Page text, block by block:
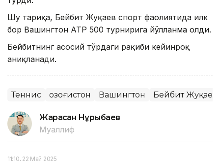
Шу тариқа, Бейбит Жуқаев спорт фаолиятида илк
бор Вашингтон АТР 500 турнирига йўлланма олди.
Бейбитнинг асосий тўрдаги рақиби кейинроқ
аниқланади.
Теннис Қозоғистон Вашингтон Бейбит Жуқаев
Жарасқан Нұрыбаев
Муаллиф
11:10, 22 Май 2025